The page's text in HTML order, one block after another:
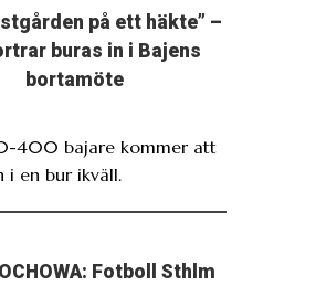
på ett häkte” –
buras in i Bajens
bortamöte
400 bajare kommer att
i en bur ikväll.
Fotboll Sthlm